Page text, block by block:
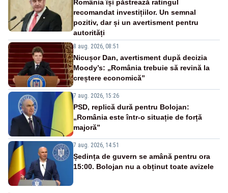
România își păstrează ratingul
recomandat investițiilor. Un semnal
pozitiv, dar și un avertisment pentru
autorități
8 aug. 2026, 08:51
Nicușor Dan, avertisment după decizia
Moody’s: „România trebuie să revină la
creștere economică”
7 aug. 2026, 15:26
PSD, replică dură pentru Bolojan:
„România este într-o situație de forță
majoră”
7 aug. 2026, 14:51
Ședința de guvern se amână pentru ora
15:00. Bolojan nu a obținut toate avizele